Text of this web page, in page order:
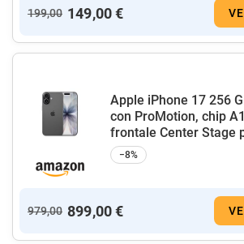
199,00 149,00 €
Apple iPhone 17 256
con ProMotion, chip
frontale Center Stage
−8%
979,00 899,00 €